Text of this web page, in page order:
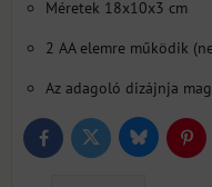
Méretek 18x10x3 cm
2 AA elemre működik
Az adagoló dizájnja
FacebookTwitter Bluesky